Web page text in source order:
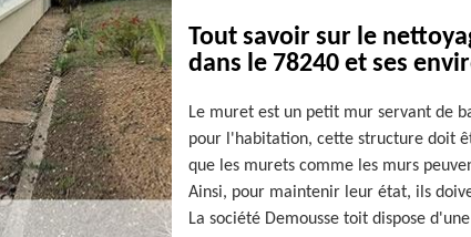
Tout savoir sur le
dans le 78240 et ses
Le muret est un petit mur servant de
pour l'habitation, cette structure doit
que les murets comme les murs
Ainsi, pour maintenir leur état, ils
La société Demousse toit dispose